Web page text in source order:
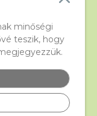
minőségi
teszik, hogy